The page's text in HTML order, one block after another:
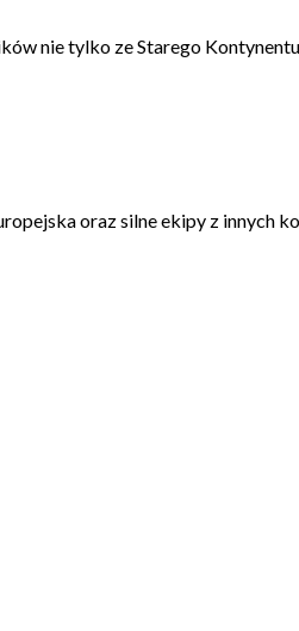
nie tylko ze Starego
oraz silne ekipy z innych